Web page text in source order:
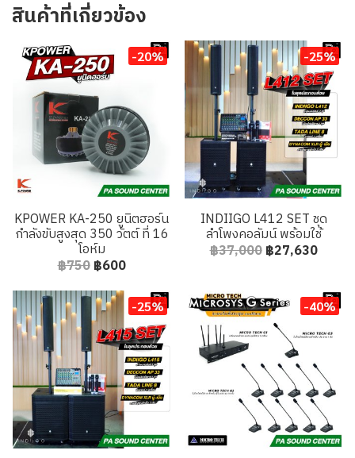
สินค้าที่เกี่ยวข้อง
-20%
KPOWER KA-250 ยูนิตฮอร์น
กำลังขับสูงสุด 350 วัตต์ ที่ 16
โอห์ม
฿750 ฿600
-25%
INDIIGO L412 SET ชุด
ลำโพงคอลัมน์ พร้อมใช้
฿37,000 ฿27,630
-25% -40%